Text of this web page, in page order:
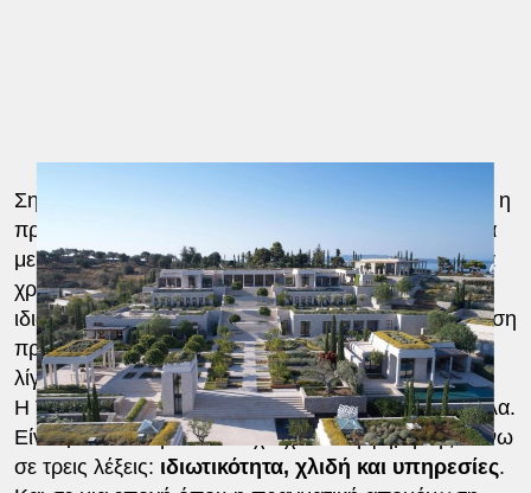
Σημαντικό προνόμιο για τους ενοίκους αποτελεί και η
πρόσβαση στο Beach Club του Amanzoe. Ανάλογα
με τη διαθεσιμότητα, οι φιλοξενούμενοι μπορούν να
χρησιμοποιήσουν αποκλειστικό Beach Pavilion με
ιδιωτική βεράντα, πισίνα μήκους 10 μέτρων και άμεση
πρόσβαση στη θάλασσα, η οποία βρίσκεται μόλις
λίγα μέτρα μακριά.
Η Villa 20 δεν είναι απλώς μία ακόμη πολυτελής βίλα.
Είναι μια ιδιοκτησία που έχει χτίσει τη φήμη της πάνω
σε τρεις λέξεις: ιδιωτικότητα, χλιδή και υπηρεσίες.